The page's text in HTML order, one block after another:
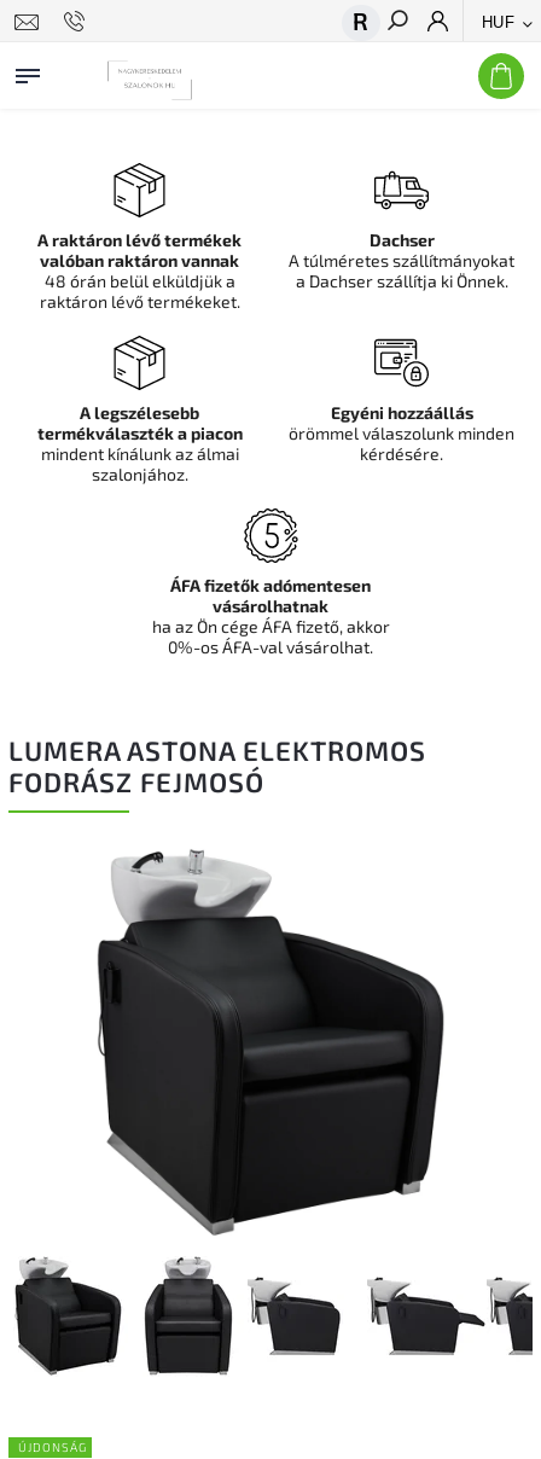
HUF
Keresés
LUMERA ASTONA ELEKTROMOS
FODRÁSZ FEJMOSÓ
ÚJDONSÁG
A raktáron lévő termékek
valóban raktáron vannak
48 órán belül elküldjük a
raktáron lévő termékeket.
Dachser
A túlméretes szállítmányokat
a Dachser szállítja ki Önnek.
A legszélesebb
termékválaszték a piacon
mindent kínálunk az álmai
szalonjához.
Egyéni hozzáállás
örömmel válaszolunk minden
kérdésére.
ÁFA fizetők adómentesen
vásárolhatnak
ha az Ön cége ÁFA fizető, akkor
0%-os ÁFA-val vásárolhat.